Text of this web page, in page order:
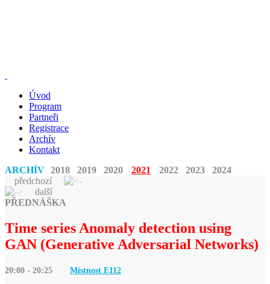
Úvod
Program
Partneři
Registrace
Archív
Kontakt
ARCHÍV 2018 2019 2020 2021 2022 2023
2024
předchozí
další
PŘEDNÁŠKA
Time series Anomaly detection using
GAN (Generative Adversarial Networks)
20:00 - 20:25 Místnost E112